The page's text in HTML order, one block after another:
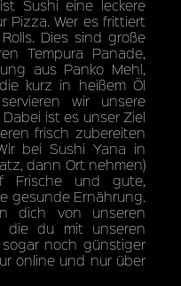
Sushi eine leckere
Pizza. Wer es frittiert
Dies sind große
Tempura Panade,
aus Panko Mehl,
kurz in heißem Öl
wir unsere
Dabei ist es unser Ziel
frisch zubereiten
bei Sushi Yana in
dann Ort nehmen)
Frische und gute,
gesunde Ernährung.
dich von unseren
die du mit unseren
noch günstiger
online und nur über